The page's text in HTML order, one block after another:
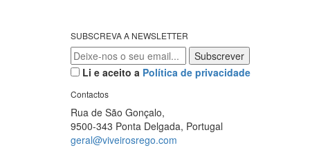
SUBSCREVA A NEWSLETTER
Li e aceito a Política de privacidade
Contactos
Rua de São Gonçalo,
9500-343 Ponta Delgada, Portugal
geral@viveirosrego.com